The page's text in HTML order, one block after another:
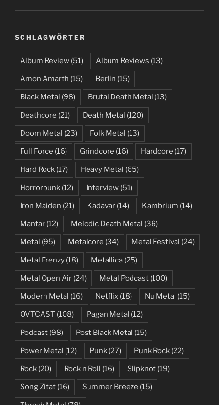
SCHLAGWÖRTER
Album Review (51) Album Reviews (13)
Amon Amarth (15) Berlin (15)
Black Metal (98) Brutal Death Metal (13)
Deathcore (21) Death Metal (120)
Doom Metal (23) Folk Metal (13)
Full Force (16) Grindcore (16) Hardcore (17)
Hard Rock (17) Heavy Metal (65)
Horrorpunk (12) Interview (51)
Iron Maiden (21) Kadavar (14) Kambrium (14)
Mantar (12) Melodic Death Metal (36)
Metal (95) Metalcore (34) Metal Festival (24)
Metal Frenzy (18) Metallica (25)
Metal Open Air (24) Metal Podcast (100)
Modern Metal (16) Netflix (18) Nu Metal (15)
OVTCAST (108) Pagan Metal (12)
Podcast (98) Post Black Metal (15)
Power Metal (12) Punk (27) Punk Rock (22)
Rock (20) Rock n Roll (16) Slipknot (19)
Song Zitat (16) Summer Breeze (15)